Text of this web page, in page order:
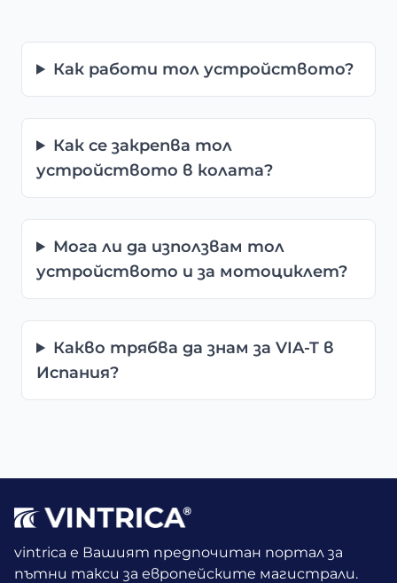
Как работи тол устройството?
Как се закрепва тол
устройството в колата?
Мога ли да използвам тол
устройството и за мотоциклет?
Какво трябва да знам за VIA-T в
Испания?
vintrica е Вашият предпочитан портал за
пътни такси за европейските магистрали.